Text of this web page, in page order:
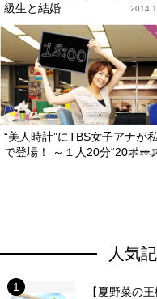
級生と結婚
“美人時計”にTBS女子アナが
で登場！ ～１人20分“20ポー
人気
【夏野菜の